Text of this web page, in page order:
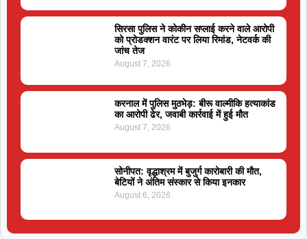
सिरसा पुलिस ने कोकीन सप्लाई करने वाले आरोपी
को प्रोडक्शन वारंट पर लिया रिमांड, नेटवर्क की
जांच तेज
August 7, 2026
करनाल में पुलिस मुठभेड़: बीरू वाल्मीकि हत्याकांड
का आरोपी ढेर, जवाबी कार्रवाई में हुई मौत
August 7, 2026
सोनीपत: वृद्धाश्रम में बुजुर्ग कारोबारी की मौत,
बेटियों ने अंतिम संस्कार से किया इनकार
August 6, 2026